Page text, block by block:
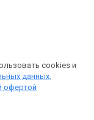
cookies и
данных.
офертой